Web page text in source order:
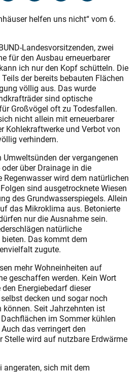
helfen uns nicht“ vom 6.
Landesvorsitzenden, zwei
für den Ausbau erneuerbarer
ich nur den Kopf schütteln. Die
der bereits bebauten Flächen
völlig aus. Das wurde
sind optische
Großvögel oft zu Todesfallen.
nicht allein mit erneuerbarer
Kohlekraftwerke und Verbot von
verhindern.
der vergangenen
über Drainage in die
wird dem natürlichen
sind ausgetrocknete Wiesen
des Grundwasserspiegels. Allein
das Mikroklima aus. Betonierte
nur die Ausnahme sein.
natürliche
Das kommt dem
zugute.
mehr Wohneinheiten auf
geschaffen werden. Kein Wort
Energiebedarf dieser
decken und sogar noch
können. Seit Jahrzehnten ist
im Sommer kühlen
das verringert den
Stelle wird auf nutzbare Erdwärme
angeraten, sich mit dem